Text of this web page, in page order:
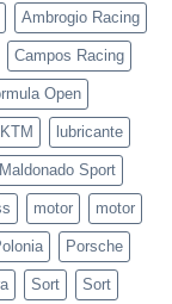
Ambrogio Racing
Campos Racing
Open
KTM lubricante
Maldonado Sport
motor motor
Porsche
Sort Sort